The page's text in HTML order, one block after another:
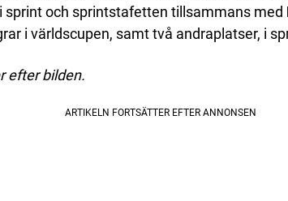
sprint och sprintstafetten tillsammans med
i världscupen, samt två andraplatser, i
efter bilden.